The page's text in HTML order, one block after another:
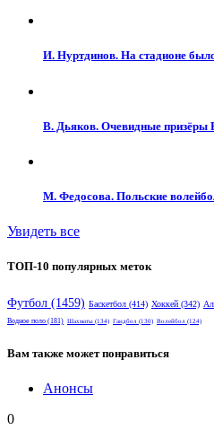
И. Нуртдинов. На стадионе
В. Дьяков. Очевидные
М. Федосова. Польские
Увидеть все
ТОП-10 популярных меток
Футбол (1459) Баскетбол (414) Хоккей (342)
Водное поло (181) Шахматы (134) Гандбол (130) Волейбол (124)
Вам также может понравиться
Анонсы
0